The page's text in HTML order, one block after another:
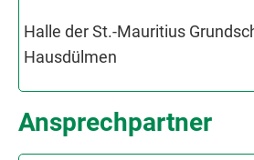
Halle der St.-Mauritius
Hausdülmen
Ansprechpartner